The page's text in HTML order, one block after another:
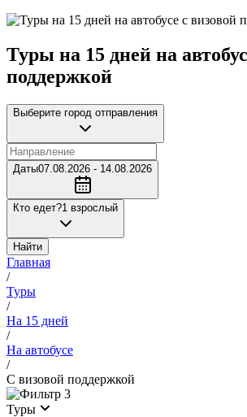
Туры на 15 дней на
поддержкой
Выберите город отправления
Даты07.08.2026 - 14.08.2026
Кто едет?1 взрослый
Найти
Главная
/
Туры
/
На 15 дней
/
На автобусе
/
С визовой поддержкой
3
Туры